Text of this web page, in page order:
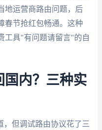
地运营商路由问题，后
春节抢红包畅通。这种
工具"有问题请留言"的自
国内？三种实
，但调试路由协议花了三